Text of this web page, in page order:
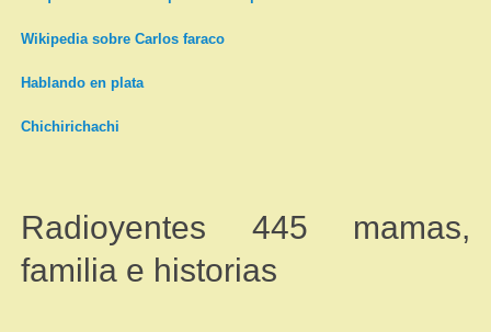
Wikipedia sobre Carlos faraco
Hablando en plata
Chichirichachi
Radioyentes 445 mamas,
familia e historias